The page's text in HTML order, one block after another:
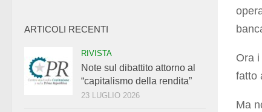
Ora
fatto
Ma
ARTICOLI RECENTI
RIVISTA
Note sul dibattito attorno al
“capitalismo della rendita”
23 LUGLIO 2026